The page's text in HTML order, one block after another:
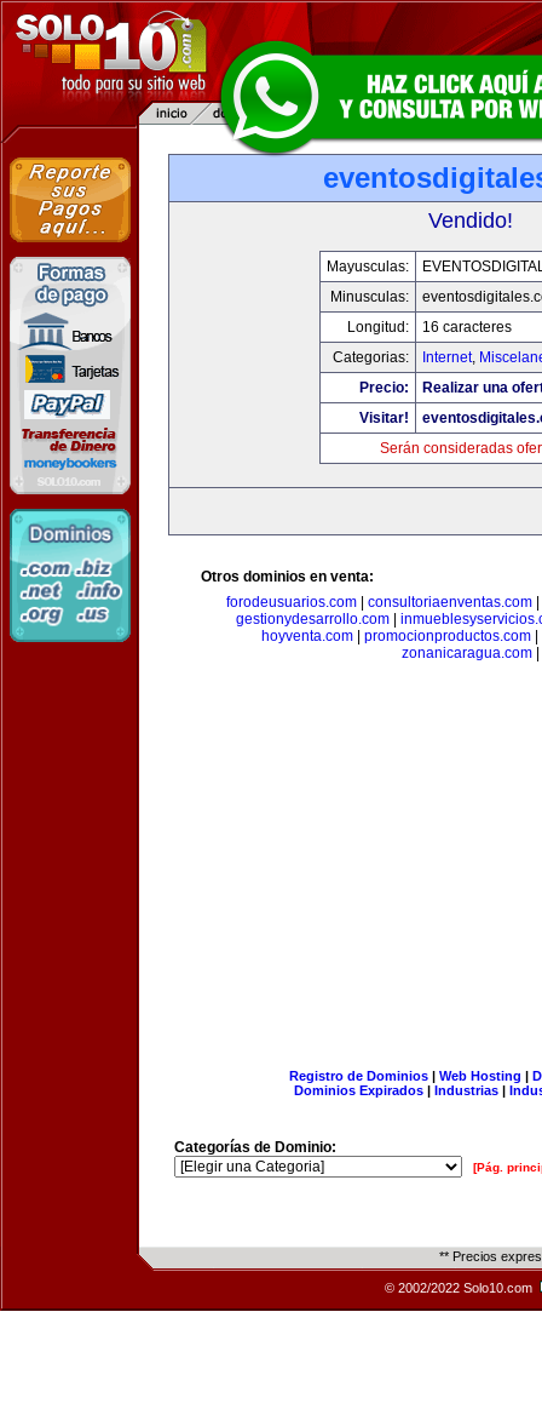
Vendido!
Mayusculas:
Minusculas:
Longitud:
16 caracteres
Categorias:
Internet,
Precio:
Realizar una
Visitar!
Serán consideradas
Otros dominios en venta:
forodeusuarios.com
consultoriaenventas.com
gestionydesarrollo.com
hoyventa.com| promocionproductos.com|
zonanicaragua.com
Registro de Dominios| Web Hosting |
Dominios Expirados | Industrias |
Categorías de Dominio:
[Pág.
** Precios
© 2002/2022 Solo10.com